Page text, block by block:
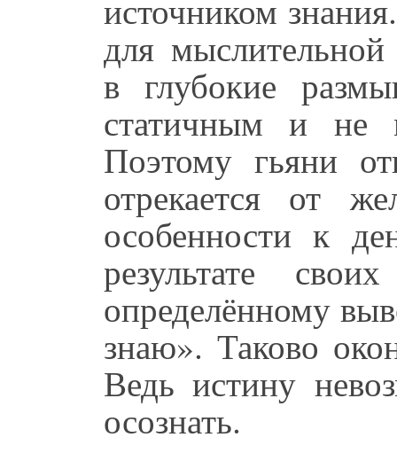
источником
для
в глубокие
статичным и не
Поэтому гьяни
отрекается от
особенности к
результате
определённому
знаю». Таково
Ведь истину
осознать.